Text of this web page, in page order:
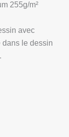
255g/m²
avec
le dessin